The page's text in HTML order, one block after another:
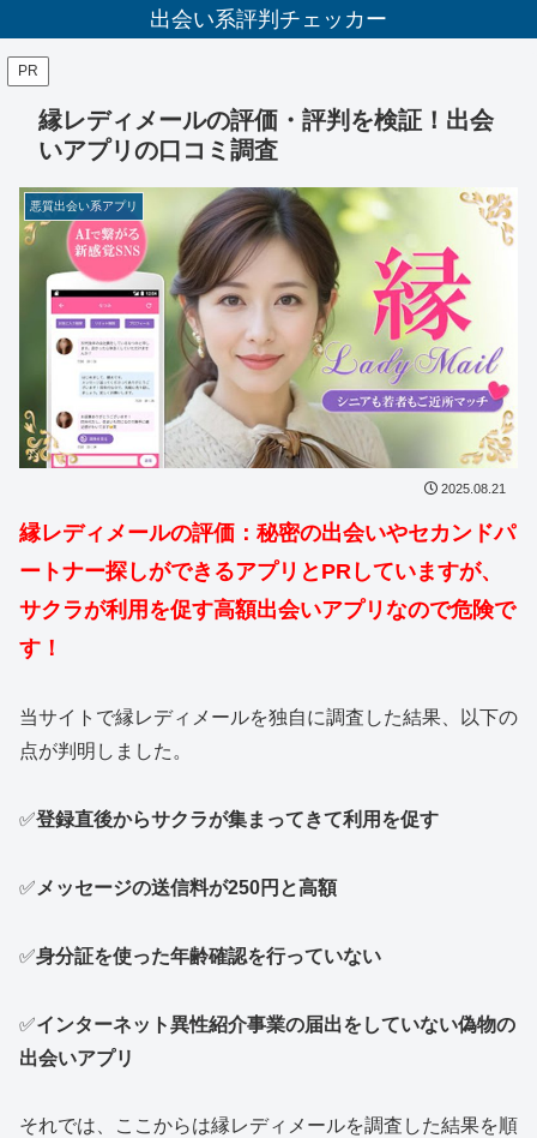
出会い系評判チェッカー
PR
縁レディメールの評価・評判を検証！出会
いアプリの口コミ調査
悪質出会い系アプリ
2025.08.21
縁レディメールの評価：秘密の出会いやセカンドパ
ートナー探しができるアプリとPRしていますが、
サクラが利用を促す高額出会いアプリなので危険で
す！
当サイトで縁レディメールを独自に調査した結果、以下の
点が判明しました。
✅登録直後からサクラが集まってきて利用を促す
✅ メッセージの送信料が250円と高額
✅身分証を使った年齢確認を行っていない
✅インターネット異性紹介事業の届出をしていない偽物の
出会いアプリ
それでは、ここからは縁レディメールを調査した結果を順